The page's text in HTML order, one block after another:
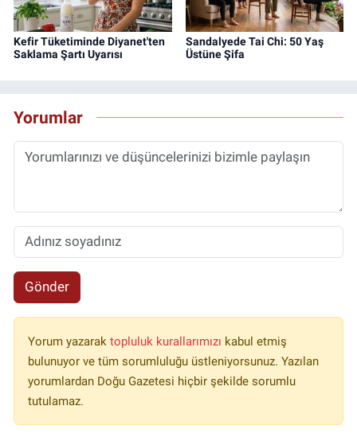
Kefir Tüketiminde Diyanet'ten
Saklama Şartı Uyarısı
Sandalyede Tai Chi: 50 Yaş
Üstüne Şifa
Yorumlar
Gönder
Yorum yazarak topluluk kurallarımızı kabul etmiş
bulunuyor ve tüm sorumluluğu üstleniyorsunuz. Yazılan
yorumlardan Doğu Gazetesi hiçbir şekilde sorumlu
tutulamaz.